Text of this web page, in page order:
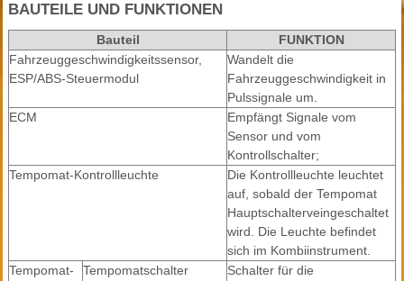
BAUTEILE UND FUNKTIONEN
Bauteil
FUNKTION
Fahrzeuggeschwindigkeitssensor,
ESP/ABS-Steuermodul
Wandelt die
Fahrzeuggeschwindigkeit in
Pulssignale um.
ECM
Empfängt Signale vom
Sensor und vom
Kontrollschalter;
Tempomat-Kontrollleuchte
Die Kontrollleuchte leuchtet
auf, sobald der Tempomat
Hauptschalterveingeschaltet
wird. Die Leuchte befindet
sich im Kombiinstrument.
Tempomat-
Tempomatschalter
Schalter für die